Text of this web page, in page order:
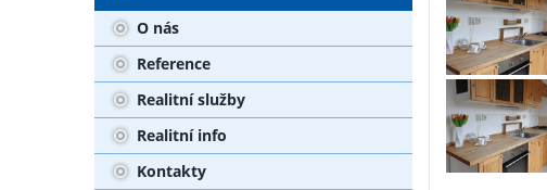
O nás
Reference
Realitní služby
Realitní info
Kontakty